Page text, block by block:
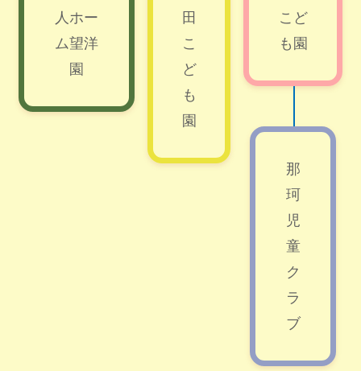
人ホー
ム望洋
園
田
こ
ど
も
園
こど
も園
那
珂
児
童
ク
ラ
ブ